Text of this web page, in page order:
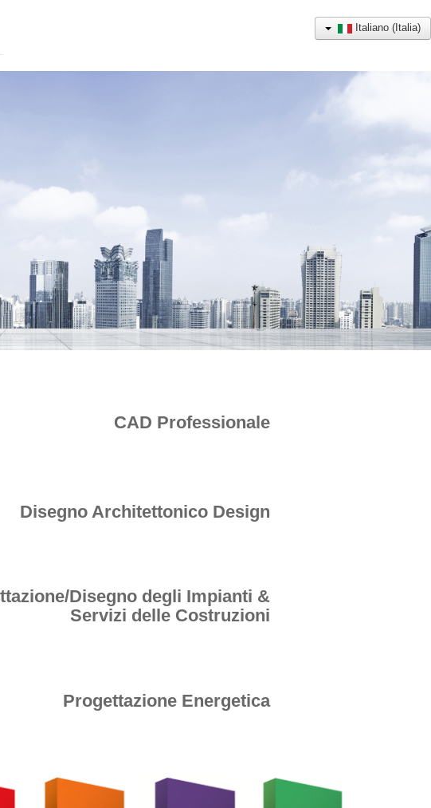
Italiano (Italia)
CAD Professionale
Disegno Architettonico Design
Disegno degli Impianti &
Servizi delle Costruzioni
Progettazione Energetica